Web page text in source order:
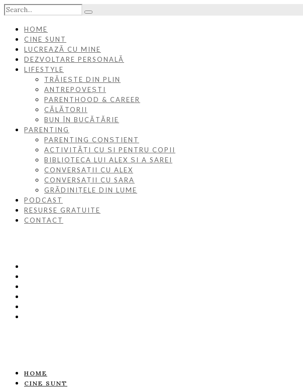
HOME
CINE SUNT
LUCREAZĂ CU MINE
DEZVOLTARE PERSONALĂ
LIFESTYLE
TRĂIEȘTE DIN PLIN
ANTREPOVEȘTI
PARENTHOOD & CAREER
CĂLĂTORII
BUN ÎN BUCĂTĂRIE
PARENTING
PARENTING CONȘTIENT
ACTIVITĂȚI CU ȘI PENTRU COPII
BIBLIOTECA LUI ALEX ȘI A SAREI
CONVERSAȚII CU ALEX
CONVERSAȚII CU SARA
GRĂDINIȚELE DIN LUME
PODCAST
RESURSE GRATUITE
CONTACT
HOME
CINE SUNT